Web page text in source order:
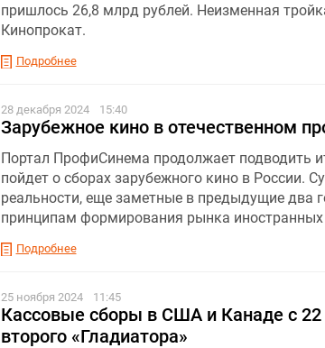
пришлось 26,8 млрд рублей. Неизменная
Кинопрокат.
Подробнее
28 декабря 2024 15:40
Зарубежное кино в отечественном
Портал ПрофиСинема продолжает подводить
пойдет о сборах зарубежного кино в России.
реальности, еще заметные в предыдущие два
принципам формирования рынка
Подробнее
25 ноября 2024 11:45
Кассовые сборы в США и Канаде с 22
второго «Гладиатора»